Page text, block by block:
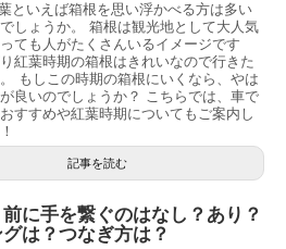
といえば箱根を思い浮かべる方は多い
しょうか。 箱根は観光地として大人気
ても人がたくさんいるイメージです
紅葉時期の箱根はきれいなので行きた
もしこの時期の箱根にいくなら、やは
良いのでしょうか？ こちらでは、車で
すすめや紅葉時期についてもご案内し
記事を読む
に手を繋ぐのはなし？あり？
は？つなぎ方は？